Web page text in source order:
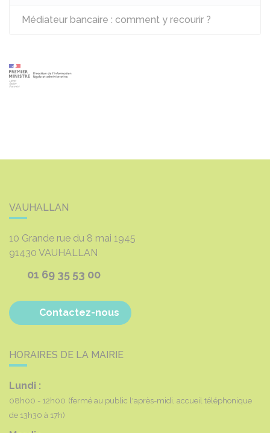
Médiateur bancaire : comment y recourir ?
VAUHALLAN
10 Grande rue du 8 mai 1945
91430 VAUHALLAN
01 69 35 53 00
Contactez-nous
HORAIRES DE LA MAIRIE
Lundi :
08h00 - 12h00 (fermé au public l'après-midi, accueil téléphonique
de 13h30 à 17h)